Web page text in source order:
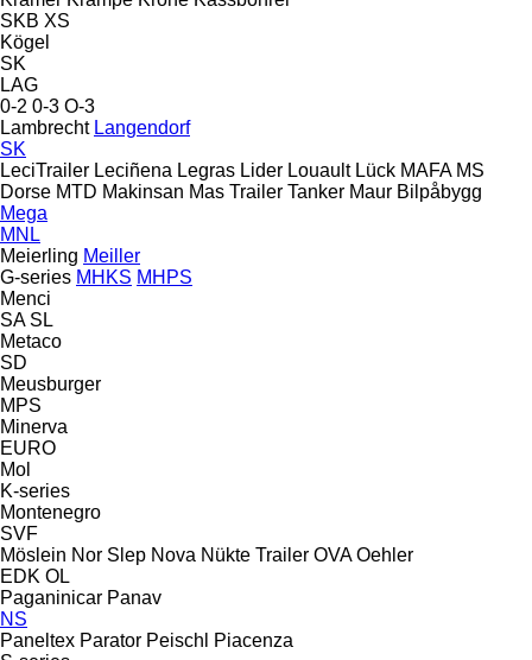
SKB XS
Kögel
SK
LAG
0-2 0-3 O-3
Lambrecht Langendorf
SK
LeciTrailer Leciñena Legras Lider Louault Lück MAFA MS
Dorse MTD Makinsan Mas Trailer Tanker Maur Bilpåbygg
Mega
MNL
Meierling Meiller
G-series MHKS MHPS
Menci
SA SL
Metaco
SD
Meusburger
MPS
Minerva
EURO
Mol
K-series
Montenegro
SVF
Möslein Nor Slep Nova Nükte Trailer OVA Oehler
EDK OL
Paganinicar Panav
NS
Paneltex Parator Peischl
Piacenza